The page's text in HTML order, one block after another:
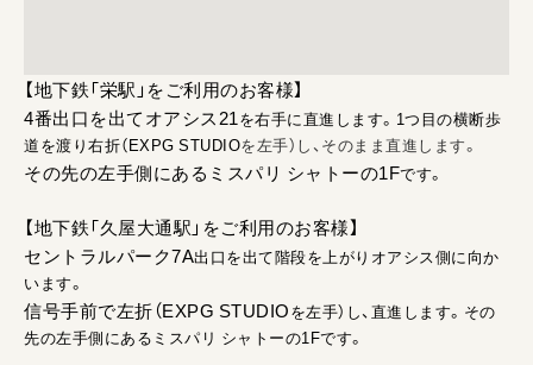
【地下鉄「栄駅」をご利用のお客様】
4番出口を出てオアシス21を右手に直進します。1つ目の横断歩
道を渡り右折（EXPG STUDIOを左手）し、そのまま直進します。
その先の左手側にあるミスパリ シャトーの1Fです。
【地下鉄「久屋大通駅」をご利用のお客様】
セントラルパーク7A出口を出て階段を上がりオアシス側に向か
います。
信号手前で左折（EXPG STUDIOを左手）し、直進します。その
先の左手側にあるミスパリ シャトーの1Fです。